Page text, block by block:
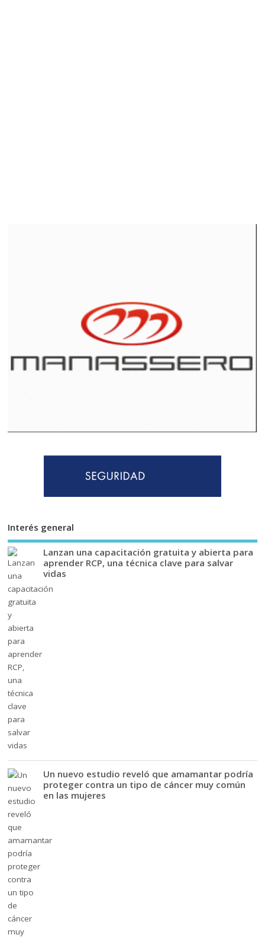
Interés general
Lanzan una capacitación gratuita y abierta para
aprender RCP, una técnica clave para salvar
vidas
Un nuevo estudio reveló que amamantar podría
proteger contra un tipo de cáncer muy común
en las mujeres